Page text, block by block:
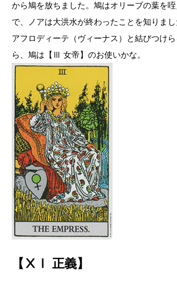
から鳩を放ちました。鳩はオリーブの葉を
で、ノアは大洪水が終わったことを知りまし
アフロディーテ（ヴィーナス）と結びつけ
ら、鳩は【Ⅲ 女帝】のお使いかな。
【ⅩⅠ 正義】